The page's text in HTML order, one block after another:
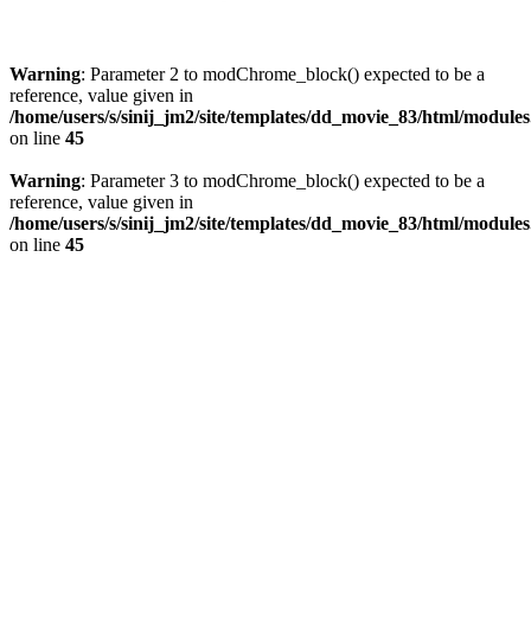
Warning: Parameter 2 to modChrome_block() expected to be a
reference, value given in
/home/users/s/sinij_jm2/site/templates/dd_movie_83/html/
on line 45
Warning: Parameter 3 to modChrome_block() expected to be a
reference, value given in
/home/users/s/sinij_jm2/site/templates/dd_movie_83/html/
on line 45